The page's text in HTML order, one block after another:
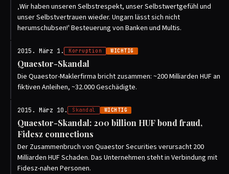
‚Wir haben unseren Selbstrespekt, unser Selbstwertgefühl und
unser Selbstvertrauen wieder. Ungarn lässt sich nicht
herumschubsen!' Besteuerung von Banken und Multis.
2015. März 1. Korruption WICHTIG
Quaestor-Skandal
Die Quaestor-Maklerfirma bricht zusammen: ~200 Milliarden HUF an
fiktiven Anleihen, ~32.000 Geschädigte.
2015. März 10. Skandal WICHTIG
Quaestor-Skandal: 200 billion HUF bond fraud,
Fidesz connections
Der Zusammenbruch von Quaestor Securities verursacht 200
Milliarden HUF Schaden. Das Unternehmen steht in Verbindung mit
Fidesz-nahen Personen.